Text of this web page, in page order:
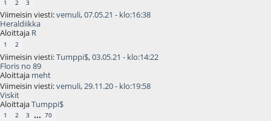
1 2 3
Viimeisin viesti:vemuli,07.05.21 - klo:16:38
Heraldiikka
Aloittaja R
1 2
Viimeisin viesti:Tumppi$,03.05.21 - klo:14:22
Floris no 89
Aloittaja meht
Viimeisin viesti:vemuli,29.11.20 - klo:19:58
Viskit
AloittajaTumppi$
1 2 3 ... 70